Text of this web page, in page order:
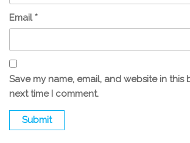
Email*
Save my name, email, and website in this
next time I comment.